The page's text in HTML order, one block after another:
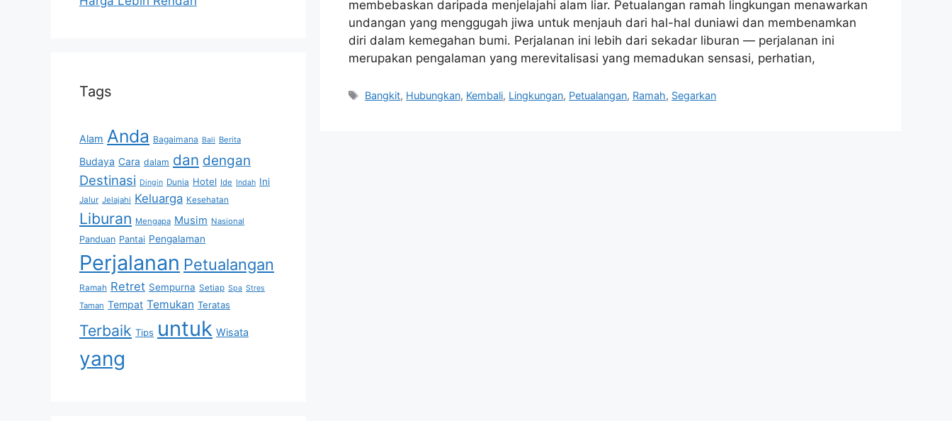
membebaskan daripada menjelajahi alam liar. Petualangan ramah lingkungan menawarkan
undangan yang menggugah jiwa untuk menjauh dari hal-hal duniawi dan membenamkan
diri dalam kemegahan bumi. Perjalanan ini lebih dari sekadar liburan — perjalanan ini
merupakan pengalaman yang merevitalisasi yang memadukan sensasi, perhatian,
Tags
Bangkit, Hubungkan, Kembali, Lingkungan, Petualangan, Ramah, Segarkan
Tags
Alam Anda Bagaimana Bali Berita
Budaya Cara dalam dan dengan
Destinasi Dingin Dunia Hotel Ide Indah Ini
Jalur Jelajahi Keluarga Kesehatan
Liburan Mengapa Musim Nasional
Panduan Pantai Pengalaman
Perjalanan Petualangan
Ramah Retret Sempurna Setiap Spa Stres
Taman Tempat Temukan Teratas
Terbaik Tips untuk Wisata
yang